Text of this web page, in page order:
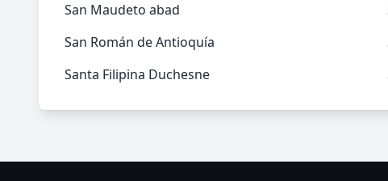
San Maudeto abad
San Román de Antioquía
Santa Filipina Duchesne